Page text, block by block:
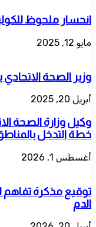
انحسار ملحوظ
مايو 12, 2025
وزير الصحة
أبريل 20, 2025
وكيل وزارة الصحة
خطة التدخل
أغسطس 1, 2026
توقيع مذكرة تفاهم
الدم